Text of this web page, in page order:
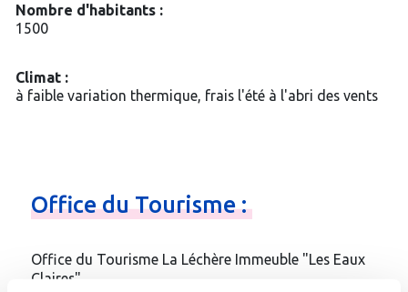
Nombre d'habitants :
1500
Climat :
à faible variation thermique, frais l'été à l'abri des vents
OfficeduTourisme:
Office du Tourisme La Léchère Immeuble "Les Eaux
Claires"